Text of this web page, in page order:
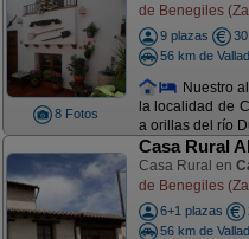
8 Fotos
de Benegiles
9 plazas
56 km de
Nuestro
la localidad de
a orillas del río
Casa Rural
Casa Rural en
de Benegiles
6+1 plazas
56 km de